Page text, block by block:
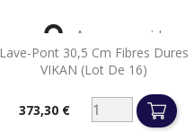
Lave-Pont 30,5 Cm Fibres Dures
VIKAN (lot De 16)
Prix373,30 €
 Aperçu rapide